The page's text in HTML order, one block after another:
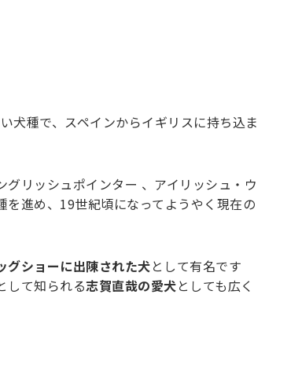
犬種で、スペインからイギリスに持ち込ま
リッシュポインター 、アイリッシュ・ウ
進め、19世紀頃になってようやく現在の
グショーに出陳された犬として有名です
して知られる志賀直哉の愛犬としても広く